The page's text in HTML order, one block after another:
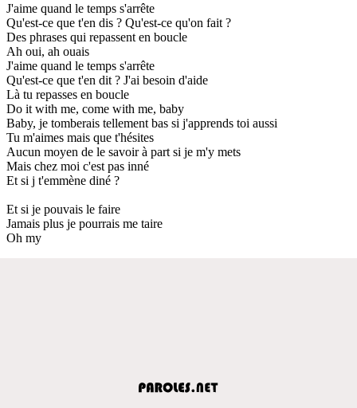
J'aime quand le temps s'arrête
Qu'est-ce que t'en dis ? Qu'est-ce qu'on fait ?
Des phrases qui repassent en boucle
Ah oui, ah ouais
J'aime quand le temps s'arrête
Qu'est-ce que t'en dit ? J'ai besoin d'aide
Là tu repasses en boucle
Do it with me, come with me, baby
Baby, je tomberais tellement bas si j'apprends toi aussi
Tu m'aimes mais que t'hésites
Aucun moyen de le savoir à part si je m'y mets
Mais chez moi c'est pas inné
Et si j t'emmène diné ?
Et si je pouvais le faire
Jamais plus je pourrais me taire
Oh my